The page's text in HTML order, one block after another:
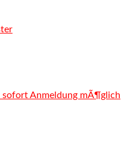
sofort Anmeldung mÃ¶glich